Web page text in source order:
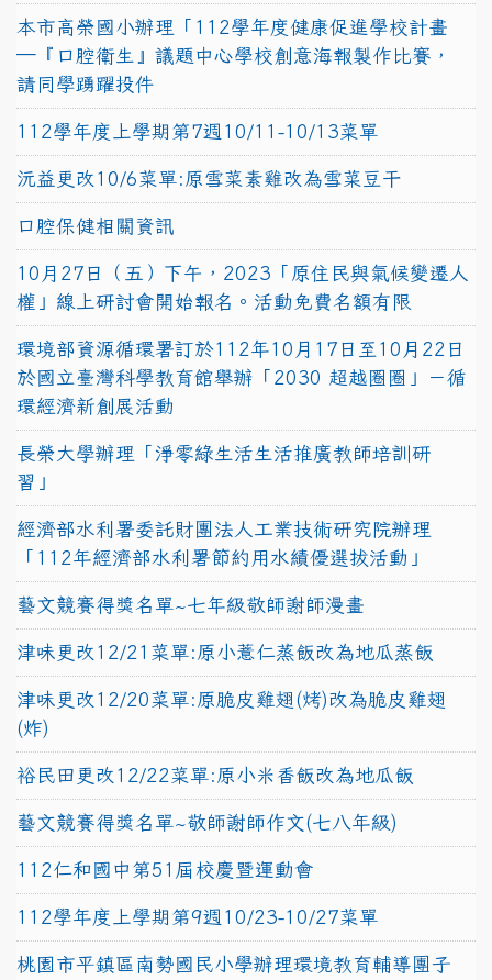
本市高榮國小辦理「112學年度健康促進學校計畫
─『口腔衛生』議題中心學校創意海報製作比賽，
請同學踴躍投件
112學年度上學期第7週10/11-10/13菜單
沅益更改10/6菜單:原雪菜素雞改為雪菜豆干
口腔保健相關資訊
10月27日（五）下午，2023「原住民與氣候變遷人
權」線上研討會開始報名。活動免費名額有限
環境部資源循環署訂於112年10月17日至10月22日
於國立臺灣科學教育館舉辦「2030 超越圈圈」－循
環經濟新創展活動
長榮大學辦理「淨零綠生活生活推廣教師培訓研
習」
經濟部水利署委託財團法人工業技術研究院辦理
「112年經濟部水利署節約用水績優選拔活動」
藝文競賽得獎名單~七年級敬師謝師漫畫
津味更改12/21菜單:原小薏仁蒸飯改為地瓜蒸飯
津味更改12/20菜單:原脆皮雞翅(烤)改為脆皮雞翅
(炸)
裕民田更改12/22菜單:原小米香飯改為地瓜飯
藝文競賽得獎名單~敬師謝師作文(七八年級)
112仁和國中第51屆校慶暨運動會
112學年度上學期第9週10/23-10/27菜單
桃園市平鎮區南勢國民小學辦理環境教育輔導團子